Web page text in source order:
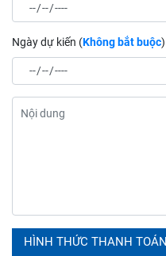
Ngày dự kiến (Không bắt buộc)
HÌNH THỨC THANH TOÁN